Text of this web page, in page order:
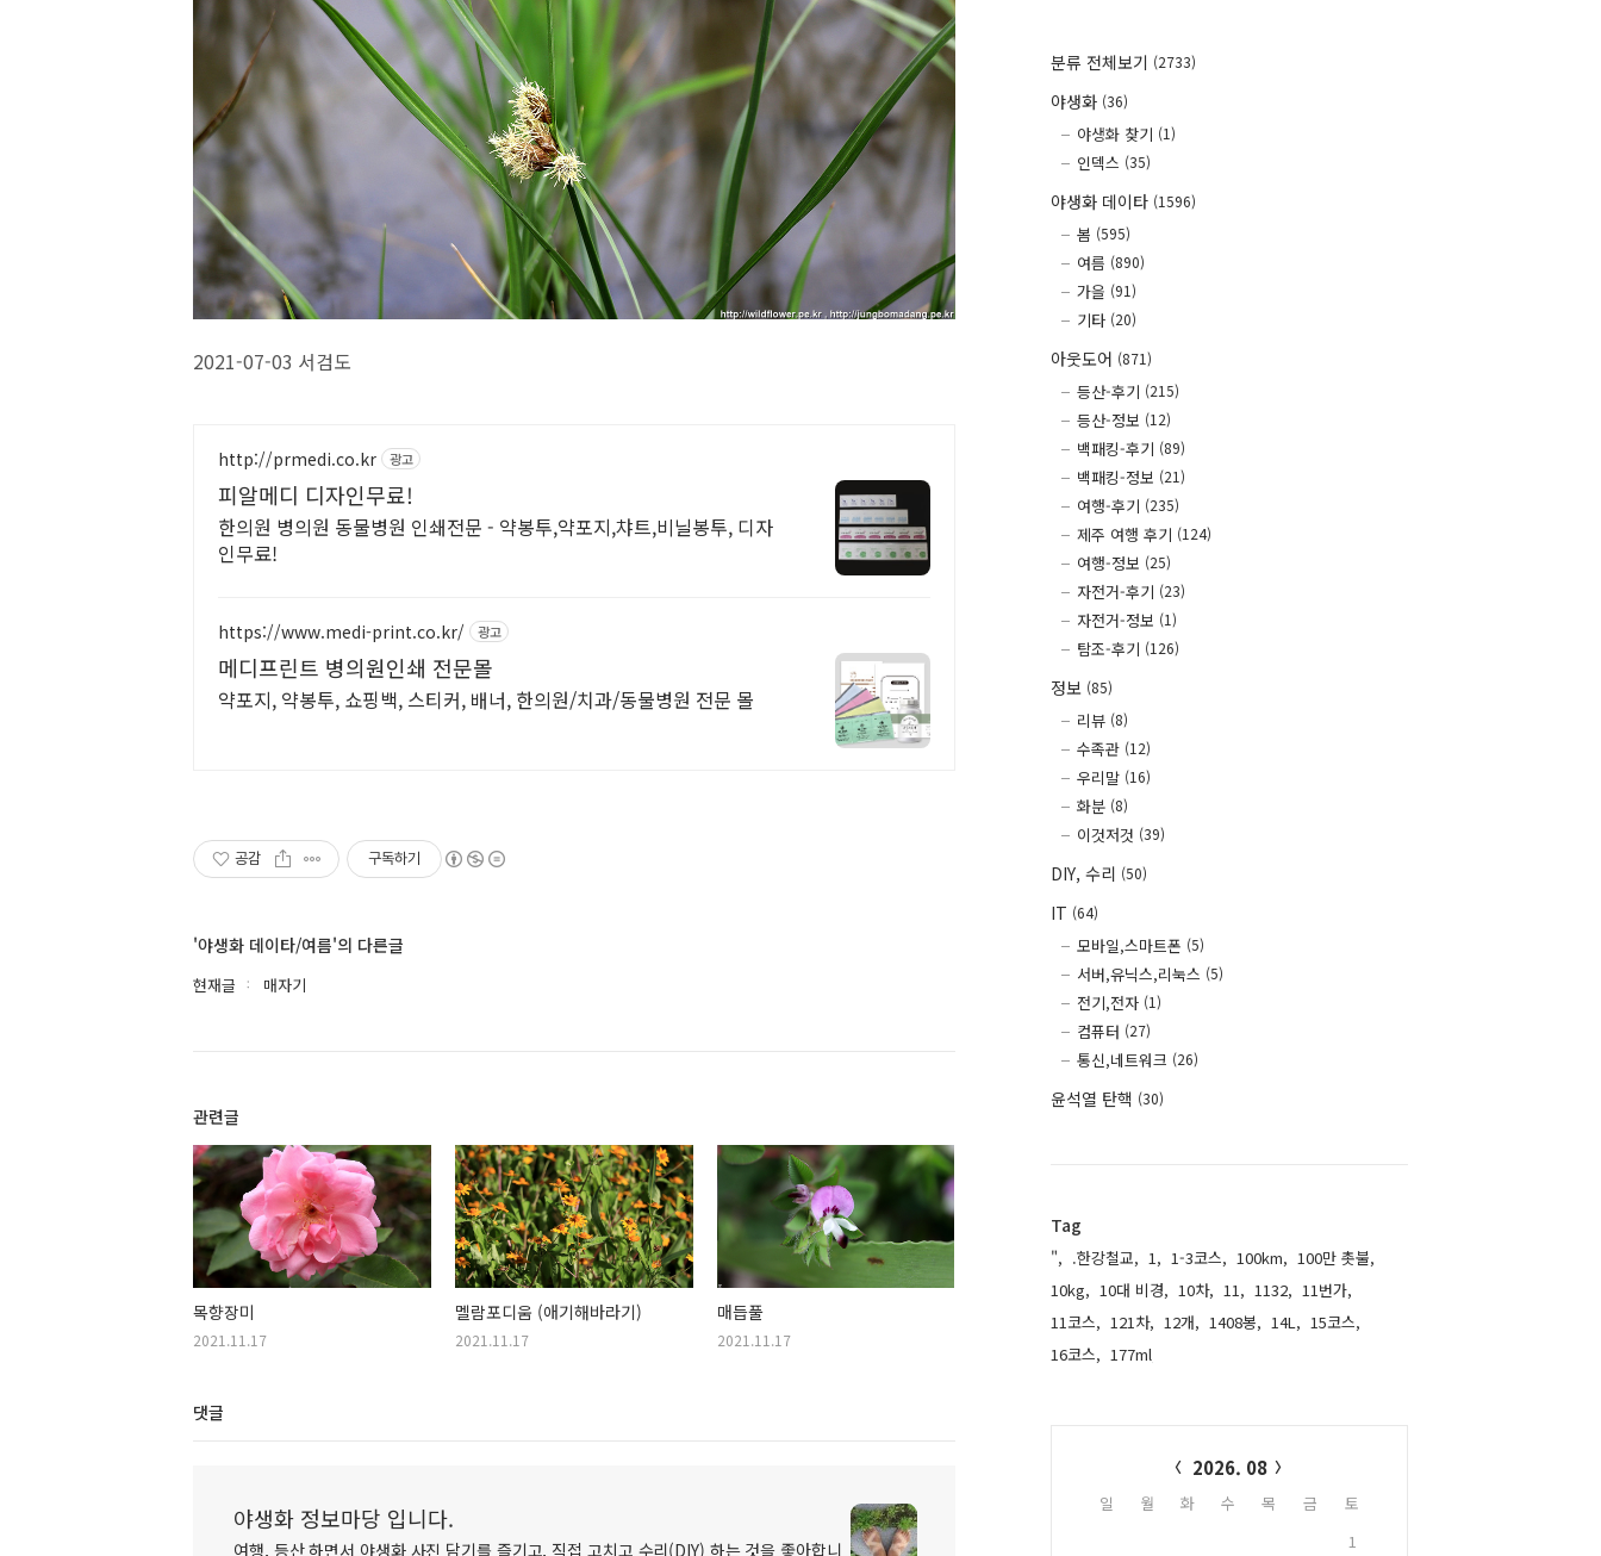
2021-07-03 서검도
http://prmedi.co.kr 광고
피알메디 디자인무료!
한의원 병의원 동물병원 인쇄전문 - 약봉투,약포지,챠트,비닐봉투, 디자
인무료!
https://www.medi-print.co.kr/ 광고
메디프린트 병의원인쇄 전문몰
약포지, 약봉투, 쇼핑백, 스티커, 배너, 한의원/치과/동물병원 전문 몰
공감 구독하기
'야생화 데이타/여름'의 다른글
현재글 매자기
관련글
목향장미
2021.11.17
멜람포디움 (애기해바라기)
2021.11.17
매듭풀
2021.11.17
댓글
야생화 정보마당 입니다.
여행, 등산 하면서 야생화 사진 담기를 즐기고, 직접 고치고 수리(DIY) 하는 것을 좋아합니
분류 전체보기 (2733)
야생화 (36)
야생화 찾기 (1)
인덱스 (35)
야생화 데이타 (1596)
봄 (595)
여름 (890)
가을 (91)
기타 (20)
아웃도어 (871)
등산-후기 (215)
등산-정보 (12)
백패킹-후기 (89)
백패킹-정보 (21)
여행-후기 (235)
제주 여행 후기 (124)
여행-정보 (25)
자전거-후기 (23)
자전거-정보 (1)
탐조-후기 (126)
정보 (85)
리뷰 (8)
수족관 (12)
우리말 (16)
화분 (8)
이것저것 (39)
DIY, 수리 (50)
IT (64)
모바일,스마트폰 (5)
서버,유닉스,리눅스 (5)
전기,전자 (1)
컴퓨터 (27)
통신,네트워크 (26)
윤석열 탄핵 (30)
Tag
", .한강철교, 1, 1-3코스, 100km, 100만 촛불,
10kg, 10대 비경, 10차, 11, 1132, 11번가,
11코스, 121차, 12개, 1408봉, 14L, 15코스,
16코스, 177ml,
2026. 08
일 월 화 수 목 금
토
1